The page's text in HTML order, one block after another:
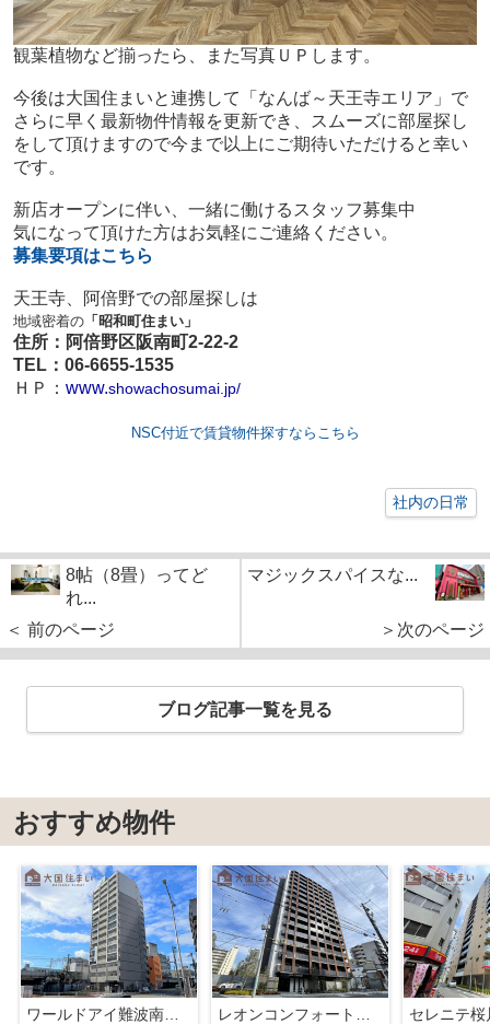
観葉植物など揃ったら、また写真ＵＰします。
今後は大国住まいと連携して「なんば～天王寺エリア」で
さらに早く最新物件情報を更新でき、スムーズに部屋探し
をして頂けますので今まで以上にご期待いただけると幸い
です。
新店オープンに伴い、一緒に働けるスタッフ募集中
気になって頂けた方はお気軽にご連絡ください。
募集要項はこちら
天王寺、阿倍野での部屋探しは
地域密着の「昭和町住まい」
住所：阿倍野区阪南町2-22-2
TEL：06-6655-1535
ＨＰ： www.showachosumai.jp/
NSC付近で賃貸物件探すならこちら
社内の日常
8帖（8畳）ってど
れ...
＜ 前のページ
マジックスパイスな...
＞次のページ
ブログ記事一覧を見る
おすすめ物件
ワールドアイ難波南ポルタ